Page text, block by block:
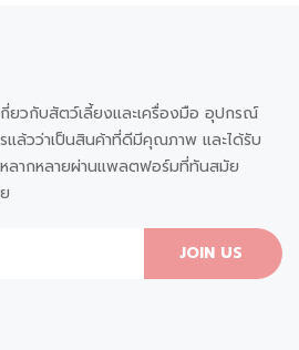
ยวกับสัตว์เลี้ยงและเครื่องมือ อุปกรณ์
ล้วว่าเป็นสินค้าที่ดีมีคุณภาพ และได้รับ
หลากหลายผ่านแพลตฟอร์มที่ทันสมัย
JOIN US